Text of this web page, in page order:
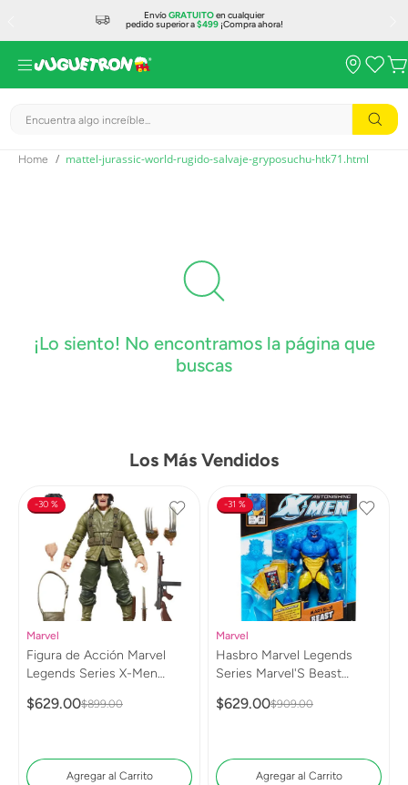
EnvíoGRATUITOen cualquier
pedido superior a$499¡Compra ahora!
Encuentra algo increíble...
mattel-jurassic-world-rugido-salvaje-gryposuchu-htk71.html
¡Lo siento! No encontramos la página que
buscas
Los Más Vendidos
30 %
Marvel
Figura de Acción Marvel
Legends Series X-Men
G0820
$629.00$899.00
Agregar al Carrito
31 %
Marvel
Hasbro Marvel Legends
Series Marvel'S Beast
$629.00$909.00
Agregar al Carrito